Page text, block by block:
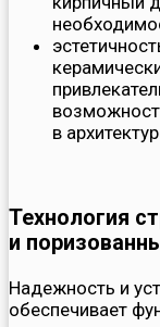
в
Технология
и
Надежность и
обеспечивает